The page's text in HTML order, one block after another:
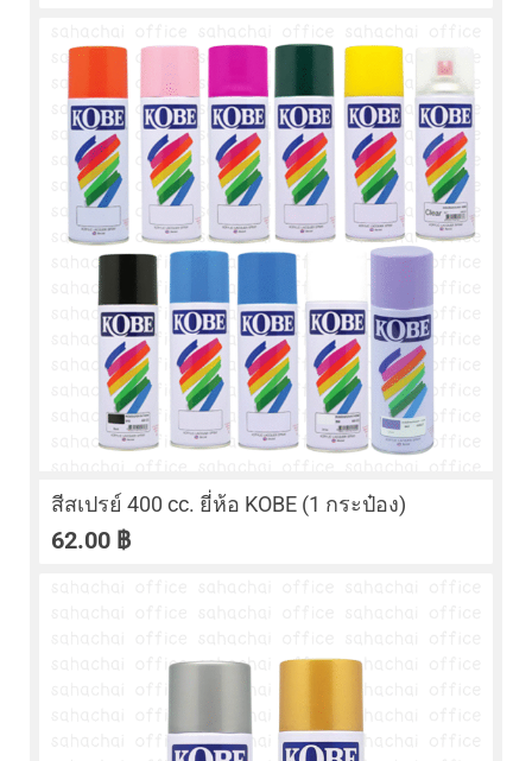
สีสเปรย์ 400 cc. ยี่ห้อ KOBE (1 กระป๋อง)
62.00 ฿